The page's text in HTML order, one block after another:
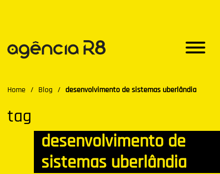
Home / Blog / desenvolvimento de sistemas uberlândia
tag
desenvolvimento de
sistemas uberlândia